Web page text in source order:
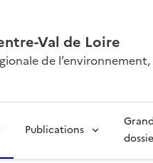
Val de Loire
de
Publications